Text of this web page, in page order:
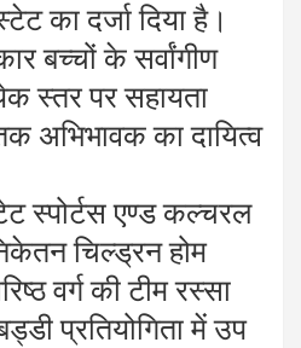
का दर्जा दिया है।
बच्चों के सर्वांगीण
स्तर पर सहायता
अभिभावक का दायित्व
स्पोर्टस एण्ड कल्चरल
चिल्ड्रन होम
वर्ग की टीम रस्सा
प्रतियोगिता में उप